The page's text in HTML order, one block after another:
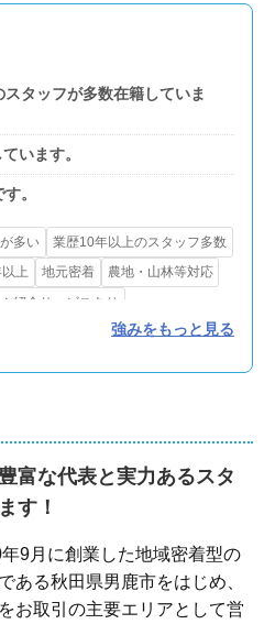
タッフが多数在籍していま
います。
。
多い
業歴10年以上のスタッフ多数
上 地元密着
農地・山林等対応
紹介サービスあり
不用品処分サービスあり強みをもっと見る
富な代表と実力あるスタ
す！
9月に創業した地域密着型の
ある秋田県男鹿市をはじめ、
お取引の主要エリアとして営